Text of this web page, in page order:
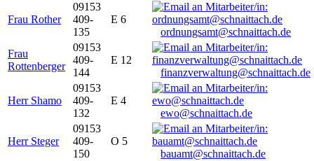
Frau Rother
09153
409-
135
E 6
ordnungsamt@schnaittach.de
Frau
Rottenberger
09153
409-
144
E 12
finanzverwaltung@schnaittach.de
Herr Shamo
09153
409-
132
E 4
ewo@schnaittach.de
Herr Steger
09153
409-
150
O 5
bauamt@schnaittach.de